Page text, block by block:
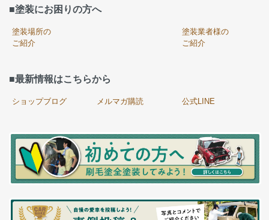
■塗装にお困りの方へ
塗装場所の
ご紹介
塗装業者様の
ご紹介
■最新情報はこちらから
ショップブログ メルマガ購読 公式LINE